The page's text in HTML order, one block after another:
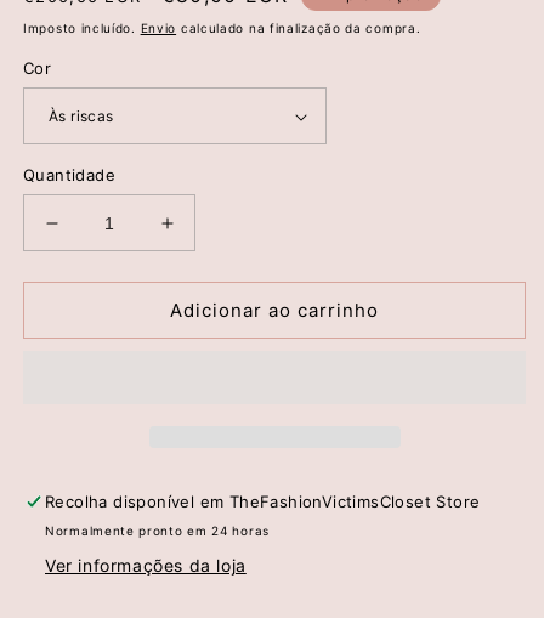
normal
de
Imposto incluído. Envio calculado na finalização da compra.
Cor
Quantidade
Diminuir
a
quantidade
Écharpe
Aumentar
a
quantidade
de
Écharpe
Iceberg
Adicionar ao carrinho
Recolha disponível em TheFashionVictimsCloset Store
Normalmente pronto em 24 horas
Ver informações da loja